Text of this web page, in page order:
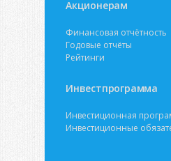
Акционерам
Финансовая отчётность
Годовые отчёты
Рейтинги
Инвестпрограмма
Инвестиционная
Инвестиционные